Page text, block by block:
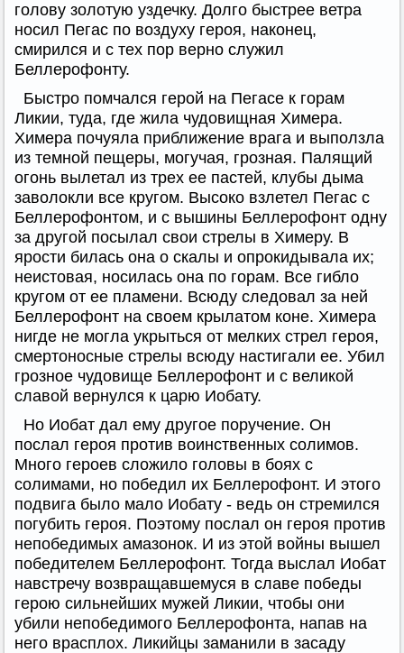
голову золотую уздечку. Долго быстрее ветра
носил Пегас по воздуху героя, наконец,
смирился и с тех пор верно служил
Беллерофонту.
Быстро помчался герой на Пегасе к горам
Ликии, туда, где жила чудовищная Химера.
Химера почуяла приближение врага и выползла
из темной пещеры, могучая, грозная. Палящий
огонь вылетал из трех ее пастей, клубы дыма
заволокли все кругом. Высоко взлетел Пегас с
Беллерофонтом, и с вышины Беллерофонт одну
за другой посылал свои стрелы в Химеру. В
ярости билась она о скалы и опрокидывала их;
неистовая, носилась она по горам. Все гибло
кругом от ее пламени. Всюду следовал за ней
Беллерофонт на своем крылатом коне. Химера
нигде не могла укрыться от мелких стрел героя,
смертоносные стрелы всюду настигали ее. Убил
грозное чудовище Беллерофонт и с великой
славой вернулся к царю Иобату.
Но Иобат дал ему другое поручение. Он
послал героя против воинственных солимов.
Много героев сложило головы в боях с
солимами, но победил их Беллерофонт. И этого
подвига было мало Иобату - ведь он стремился
погубить героя. Поэтому послал он героя против
непобедимых амазонок. И из этой войны вышел
победителем Беллерофонт. Тогда выслал Иобат
навстречу возвращавшемуся в славе победы
герою сильнейших мужей Ликии, чтобы они
убили непобедимого Беллерофонта, напав на
него врасплох. Ликийцы заманили в засаду